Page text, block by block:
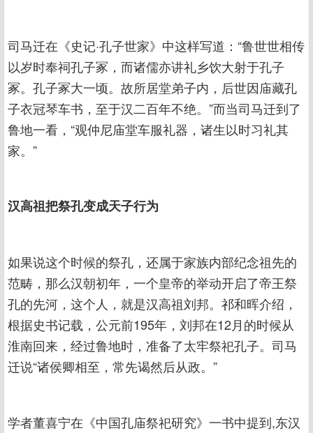
司马迁在《史记·孔子世家》中这样写道：“鲁世世相传
以岁时奉祠孔子冢，而诸儒亦讲礼乡饮大射于孔子
冢。孔子冢大一顷。故所居堂弟子内，后世因庙藏孔
子衣冠琴车书，至于汉二百年不绝。”而当司马迁到了
鲁地一看，“观仲尼庙堂车服礼器，诸生以时习礼其
家。”
汉高祖把祭孔变成天子行为
如果说这个时候的祭孔，还属于家族内部纪念祖先的
范畴，那么汉朝初年，一个皇帝的举动开启了帝王祭
孔的先河，这个人，就是汉高祖刘邦。祁和晖介绍，
根据史书记载，公元前195年，刘邦在12月的时候从
淮南回来，经过鲁地时，准备了太牢祭祀孔子。司马
迁说“诸侯卿相至，常先谒然后从政。”
学者董喜宁在《中国孔庙祭祀研究》一书中提到,东汉